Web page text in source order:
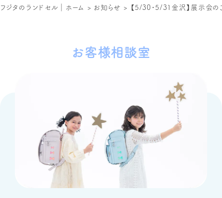
フジタのランドセル｜ホーム > お知らせ > 【5/30・5/31金沢】展示会の
お客様相談室